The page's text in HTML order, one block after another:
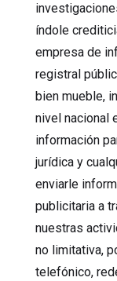
índole
empresa de
registral
bien mueble,
nivel nacional
información
jurídica y
enviarle
publicitaria a
nuestras
no limitativa,
telefónico,